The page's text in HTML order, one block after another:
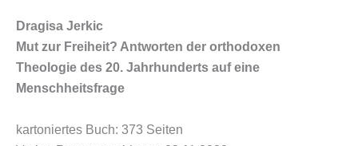
Dragisa Jerkic
Mut zur Freiheit? Antworten der orthodoxen
Theologie des 20. Jahrhunderts auf eine
Menschheitsfrage
kartoniertes Buch: 373 Seiten